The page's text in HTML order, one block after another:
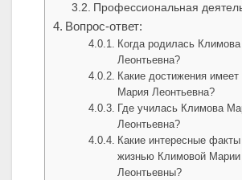
Профессиональная
Вопрос-ответ:
Когда родилась
Леонтьевна?
Какие достижения
Мария Леонтьевна?
Где училась Климова
Леонтьевна?
Какие интересные
жизнью Климовой Марии
Леонтьевны?